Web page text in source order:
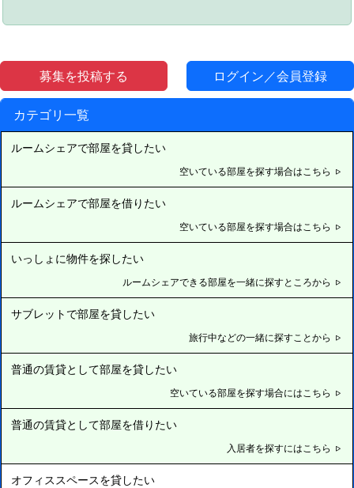
募集を投稿する ログイン／会員登録
カテゴリ一覧
ルームシェアで部屋を貸したい
空いている部屋を探す場合はこちら
ルームシェアで部屋を借りたい
空いている部屋を探す場合はこちら
いっしょに物件を探したい
ルームシェアできる部屋を一緒に探すところから
サブレットで部屋を貸したい
旅行中などの一緒に探すことから
普通の賃貸として部屋を貸したい
空いている部屋を探す場合にはこちら
普通の賃貸として部屋を借りたい
入居者を探すにはこちら
オフィススペースを貸したい